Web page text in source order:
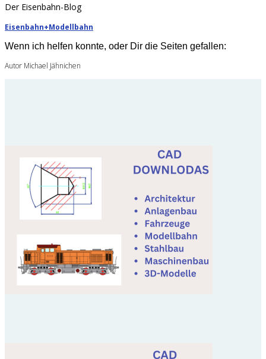
Der Eisenbahn-Blog
Eisenbahn+Modellbahn
Wenn ich helfen konnte, oder Dir die Seiten gefallen:
Autor Michael Jähnichen